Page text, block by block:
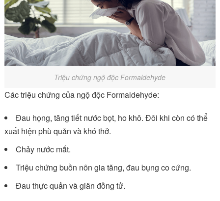
Triệu chứng ngộ độc Formaldehyde
Các triệu chứng của ngộ độc Formaldehyde:
Đau họng, tăng tiết nước bọt, ho khô. Đôi khi còn có thể
xuất hiện phù quản và khó thở.
Chảy nước mắt.
Triệu chứng buồn nôn gia tăng, đau bụng co cứng.
Đau thực quản và giãn đồng tử.